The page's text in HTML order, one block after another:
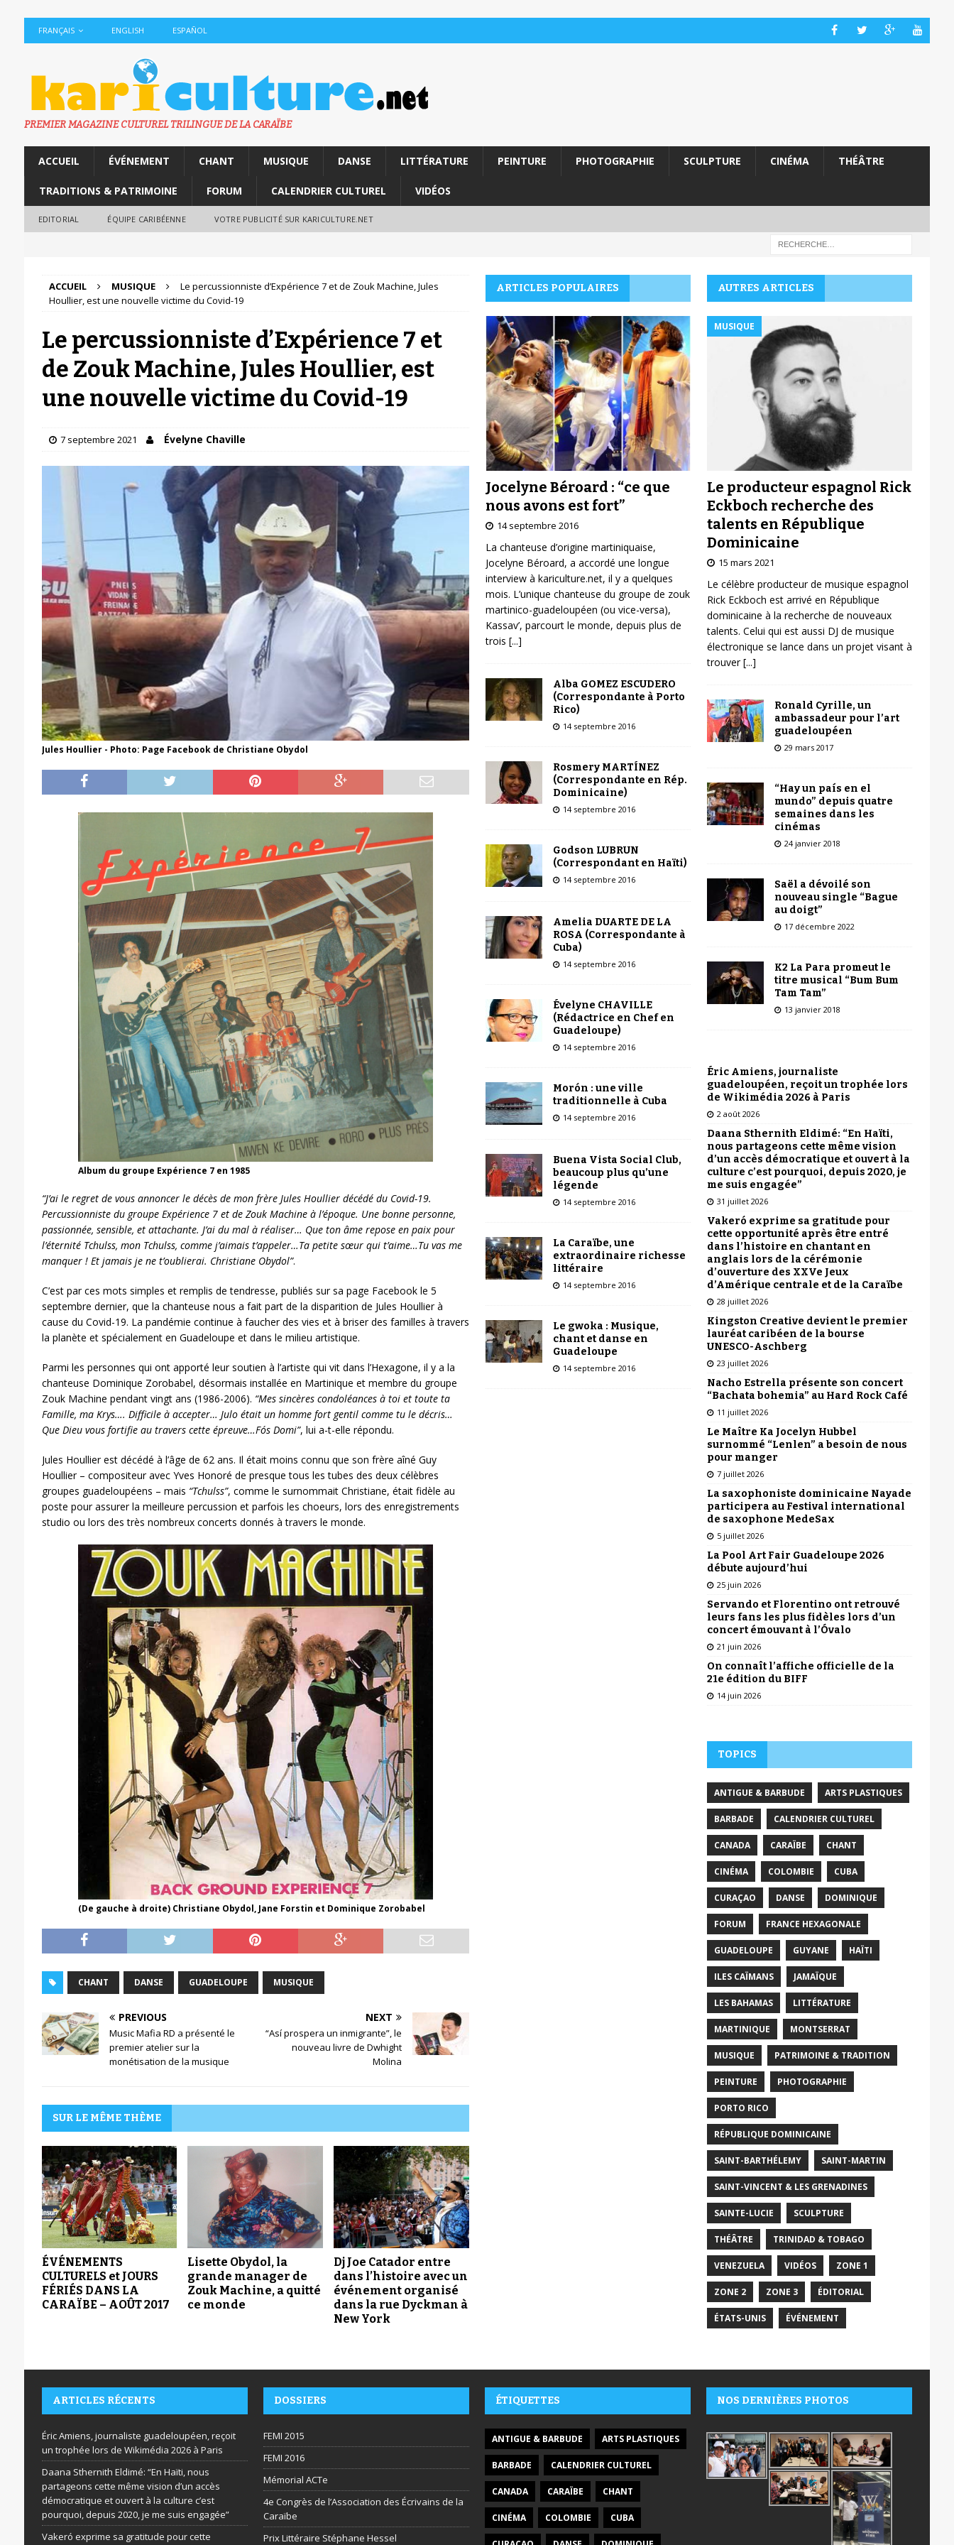
FRANÇAIS ENGLISH ESPAÑOL
PREMIER MAGAZINE CULTUREL TRILINGUE DE LA CARAÏBE
ACCUEIL ÉVÉNEMENT CHANT MUSIQUE DANSE LITTÉRATURE PEINTURE PHOTOGRAPHIE SCULPTURE CINÉMA THÉÂTRE
TRADITIONS & PATRIMOINE FORUM CALENDRIER CULTUREL VIDÉOS
EDITORIAL ÉQUIPE CARIBÉENNE VOTRE PUBLICITÉ SUR KARICULTURE.NET
ACCUEIL MUSIQUE
Le percussionniste d’Expérience 7 et de Zouk Machine, Jules
Houllier, est une nouvelle victime du Covid-19
Le percussionniste d’Expérience 7 et
de Zouk Machine, Jules Houllier, est
une nouvelle victime du Covid-19
7 septembre 2021 Évelyne Chaville
Jules Houllier - Photo: Page Facebook de Christiane Obydol
Album du groupe Expérience 7 en 1985
“J’ai le regret de vous annoncer le décès de mon frère Jules Houllier décédé du Covid-19.
Percussionniste du groupe Expérience 7 et de Zouk Machine à l’époque. Une bonne personne,
passionnée, sensible, et attachante. J’ai du mal à réaliser… Que ton âme repose en paix pour
l’éternité Tchulss, mon Tchulss, comme j’aimais t’appeler…Ta petite sœur qui t’aime…Tu vas me
manquer ! Et jamais je ne t’oublierai. Christiane Obydol”.
C’est par ces mots simples et remplis de tendresse, publiés sur sa page Facebook le 5
septembre dernier, que la chanteuse nous a fait part de la disparition de Jules Houllier à
cause du Covid-19. La pandémie continue à faucher des vies et à briser des familles à travers
la planète et spécialement en Guadeloupe et dans le milieu artistique.
Parmi les personnes qui ont apporté leur soutien à l’artiste qui vit dans l’Hexagone, il y a la
chanteuse Dominique Zorobabel, désormais installée en Martinique et membre du groupe
Zouk Machine pendant vingt ans (1986-2006). “Mes sincères condoléances à toi et toute ta
Famille, ma Krys…. Difficile à accepter… Julo était un homme fort gentil comme tu le décris…
Que Dieu vous fortifie au travers cette épreuve…Fós Domi”, lui a-t-elle répondu.
Jules Houllier est décédé à l’âge de 62 ans. Il était moins connu que son frère aîné Guy
Houllier – compositeur avec Yves Honoré de presque tous les tubes des deux célèbres
groupes guadeloupéens – mais “Tchulss”, comme le surnommait Christiane, était fidèle au
poste pour assurer la meilleure percussion et parfois les choeurs, lors des enregistrements
studio ou lors des très nombreux concerts donnés à travers le monde.
(De gauche à droite) Christiane Obydol, Jane Forstin et Dominique Zorobabel
CHANT DANSE GUADELOUPE MUSIQUE
PREVIOUS
Music Mafia RD a présenté le
premier atelier sur la
monétisation de la musique
NEXT
“Así prospera un inmigrante”, le
nouveau livre de Dwhight
Molina
SUR LE MÊME THÈME
ÉVÉNEMENTS
CULTURELS et JOURS
FÉRIÉS DANS LA
CARAÏBE – AOÛT 2017
Lisette Obydol, la
grande manager de
Zouk Machine, a quitté
ce monde
Dj Joe Catador entre
dans l’histoire avec un
événement organisé
dans la rue Dyckman à
New York
ARTICLES POPULAIRES
Jocelyne Béroard : “ce que
nous avons est fort”
14 septembre 2016
La chanteuse d’origine martiniquaise,
Jocelyne Béroard, a accordé une longue
interview à kariculture.net, il y a quelques
mois. L’unique chanteuse du groupe de zouk
martinico-guadeloupéen (ou vice-versa),
Kassav’, parcourt le monde, depuis plus de
trois [...]
Alba GOMEZ ESCUDERO
(Correspondante à Porto
Rico)
14 septembre 2016
Rosmery MARTÍNEZ
(Correspondante en Rép.
Dominicaine)
14 septembre 2016
Godson LUBRUN
(Correspondant en Haïti)
14 septembre 2016
Amelia DUARTE DE LA
ROSA (Correspondante à
Cuba)
14 septembre 2016
Évelyne CHAVILLE
(Rédactrice en Chef en
Guadeloupe)
14 septembre 2016
Morón : une ville
traditionnelle à Cuba
14 septembre 2016
Buena Vista Social Club,
beaucoup plus qu’une
légende
14 septembre 2016
La Caraïbe, une
extraordinaire richesse
littéraire
14 septembre 2016
Le gwoka : Musique,
chant et danse en
Guadeloupe
14 septembre 2016
AUTRES ARTICLES
MUSIQUE
Le producteur espagnol Rick
Eckboch recherche des
talents en République
Dominicaine
15 mars 2021
Le célèbre producteur de musique espagnol
Rick Eckboch est arrivé en République
dominicaine à la recherche de nouveaux
talents. Celui qui est aussi DJ de musique
électronique se lance dans un projet visant à
trouver[...]
Ronald Cyrille, un
ambassadeur pour l’art
guadeloupéen
29 mars 2017
“Hay un país en el
mundo” depuis quatre
semaines dans les
cinémas
24 janvier 2018
Saël a dévoilé son
nouveau single “Bague
au doigt”
17 décembre 2022
K2 La Para promeut le
titre musical “Bum Bum
Tam Tam”
13 janvier 2018
Éric Amiens, journaliste
guadeloupéen, reçoit un trophée lors
de Wikimédia 2026 à Paris
2 août 2026
Daana Sthernith Eldimé: “En Haïti,
nous partageons cette même vision
d’un accès démocratique et ouvert à la
culture c’est pourquoi, depuis 2020, je
me suis engagée”
31 juillet 2026
Vakeró exprime sa gratitude pour
cette opportunité après être entré
dans l’histoire en chantant en
anglais lors de la cérémonie
d’ouverture des XXVe Jeux
d’Amérique centrale et de la Caraïbe
28 juillet 2026
Kingston Creative devient le premier
lauréat caribéen de la bourse
UNESCO-Aschberg
23 juillet 2026
Nacho Estrella présente son concert
“Bachata bohemia” au Hard Rock Café
11 juillet 2026
Le Maître Ka Jocelyn Hubbel
surnommé “Lenlen” a besoin de nous
pour manger
7 juillet 2026
La saxophoniste dominicaine Nayade
participera au Festival international
de saxophone MedeSax
5 juillet 2026
La Pool Art Fair Guadeloupe 2026
débute aujourd’hui
25 juin 2026
Servando et Florentino ont retrouvé
leurs fans les plus fidèles lors d’un
concert émouvant à l’Óvalo
21 juin 2026
On connaît l’affiche officielle de la
21e édition du BIFF
14 juin 2026
TOPICS
ANTIGUE & BARBUDE ARTS PLASTIQUES
BARBADE CALENDRIER CULTUREL
CANADA CARAÏBE CHANT
CINÉMA COLOMBIE CUBA
CURAÇAO DANSE DOMINIQUE
FORUM FRANCE HEXAGONALE
GUADELOUPE GUYANE HAÏTI
ILES CAÏMANS JAMAÏQUE
LES BAHAMAS LITTÉRATURE
MARTINIQUE MONTSERRAT
MUSIQUE PATRIMOINE & TRADITION
PEINTURE PHOTOGRAPHIE
PORTO RICO
RÉPUBLIQUE DOMINICAINE
SAINT-BARTHÉLEMY SAINT-MARTIN
SAINT-VINCENT & LES GRENADINES
SAINTE-LUCIE SCULPTURE
THÉÂTRE TRINIDAD & TOBAGO
VENEZUELA VIDÉOS ZONE 1
ZONE 2 ZONE 3 ÉDITORIAL
ÉTATS-UNIS ÉVÉNEMENT
ARTICLES RÉCENTS
Éric Amiens, journaliste guadeloupéen, reçoit
un trophée lors de Wikimédia 2026 à Paris
Daana Sthernith Eldimé: “En Haïti, nous
partageons cette même vision d’un accès
démocratique et ouvert à la culture c’est
pourquoi, depuis 2020, je me suis engagée”
Vakeró exprime sa gratitude pour cette
DOSSIERS
FEMI 2015
FEMI 2016
Mémorial ACTe
4e Congrès de l’Association des Écrivains de la
Caraïbe
Prix Littéraire Stéphane Hessel
ÉTIQUETTES
ANTIGUE & BARBUDE ARTS PLASTIQUES
BARBADE CALENDRIER CULTUREL
CANADA CARAÏBE CHANT
CINÉMA COLOMBIE CUBA
NOS DERNIÈRES PHOTOS